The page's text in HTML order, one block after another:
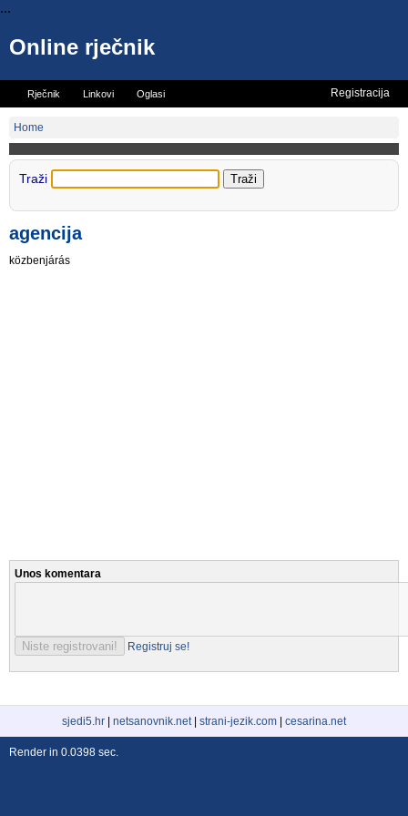
...
Online rječnik
Rječnik Linkovi Oglasi Registracija
Home
Traži
agencija
közbenjárás
Unos komentara
Registruj se!
sjedi5.hr netsanovnik.net| strani-jezik.com cesarina.net
Render in 0.0398 sec.